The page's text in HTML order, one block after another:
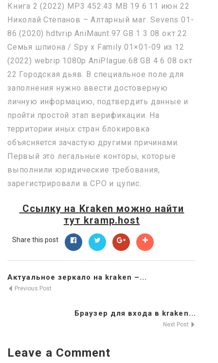
Книга 2 (2022) MP3 452.43 MB 19 6 11 июн 22
Николай Степанов – Алтарный маг. Sevens 01-
86 (2020) hdtvrip AniMaunt.97 GB 1 3 08 окт 22
Семья шпиона / Spy x Family 01×01-09 из 12
(2022) webrip 1080p AniPlague.68 GB 4 6 08 окт
22 Городская дьяв. В специальное поле для
заполнения нужно ввести достоверную
личную информацию, подтвердить данные и
пройти простой этап верификации. На
территории иных стран блокировка
объясняется зачастую другими причинами.
Первый это легальные конторы, которые
выполнили юридические требования,
зарегистрировали в СРО и цупис.
Ссылку на Kraken можно найти
тут kramp.host
Share this post
Актуальное зеркало на kraken –...
Previous Post
Браузер для входа в kraken...
Next Post
Leave a Comment